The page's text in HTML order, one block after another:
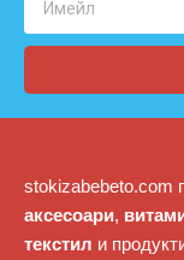
stokizabebeto.com
аксесоари,
текстил и